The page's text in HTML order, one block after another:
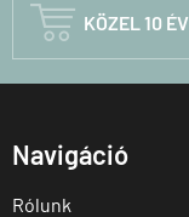
 KÖZEL 10
Navigáció
Rólunk